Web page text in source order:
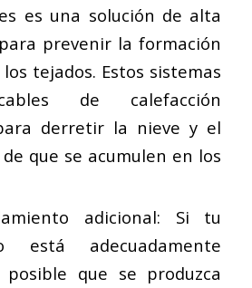
es una solución de alta
prevenir la formación
tejados. Estos sistemas
de calefacción
derretir la nieve y el
que se acumulen en los
adicional: Si tu
está adecuadamente
posible que se produzca